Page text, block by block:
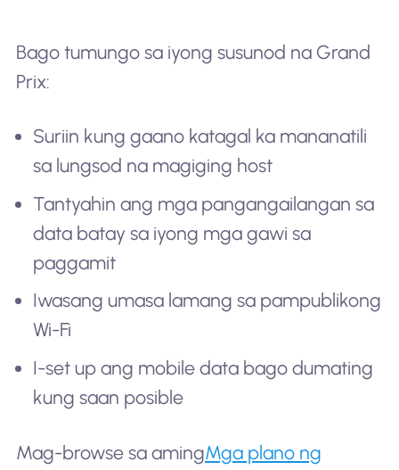
Bago tumungo sa iyong susunod na Grand
Prix:
Suriin kung gaano katagal ka mananatili
sa lungsod na magiging host
Tantyahin ang mga pangangailangan sa
data batay sa iyong mga gawi sa
paggamit
Iwasang umasa lamang sa pampublikong
Wi-Fi
I-set up ang mobile data bago dumating
kung saan posible
Mag-browse sa amingMga plano ng